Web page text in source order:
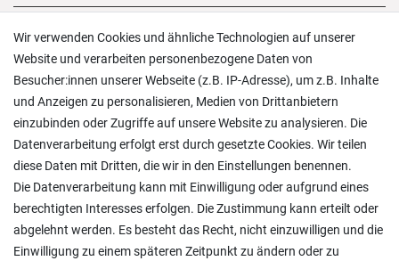
Versand und Zahlung
Rücksendungen
Lieferung in die Schweiz
Pflegesymbole
Lagerverkauf
Ratgeber & News
Ein einfach toller Service - prompte Lieferung und
sogar mit Pflegehinweis!
Wir verwenden Cookies und ähnliche Technologien auf unserer
Website und verarbeiten personenbezogene Daten von
Besucher:innen unserer Webseite (z.B. IP-Adresse), um z.B. Inhalte
und Anzeigen zu personalisieren, Medien von Drittanbietern
einzubinden oder Zugriffe auf unsere Website zu analysieren. Die
Datenverarbeitung erfolgt erst durch gesetzte Cookies. Wir teilen
diese Daten mit Dritten, die wir in den Einstellungen benennen.
Die Datenverarbeitung kann mit Einwilligung oder aufgrund eines
berechtigten Interesses erfolgen. Die Zustimmung kann erteilt oder
abgelehnt werden. Es besteht das Recht, nicht einzuwilligen und die
Einwilligung zu einem späteren Zeitpunkt zu ändern oder zu